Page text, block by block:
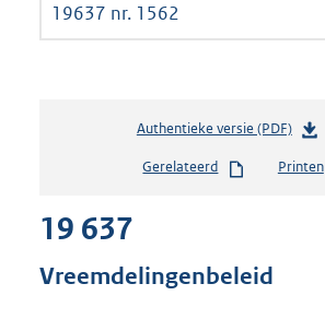
19637 nr. 1562
Authentieke versie (PDF)b
s
Gerelateerd Printen
19 637
Vreemdelingenbeleid